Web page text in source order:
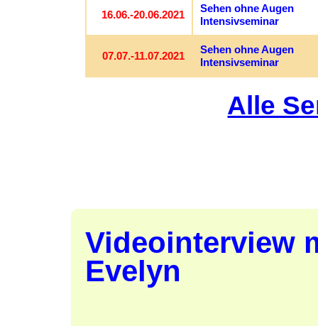
16.06.-20.06.2021
Sehen ohne Augen
Intensivseminar
07.07.-11.07.2021
Sehen ohne Augen
Intensivseminar
Alle
Videointerview
Evelyn